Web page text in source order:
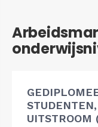
UITSTROOM